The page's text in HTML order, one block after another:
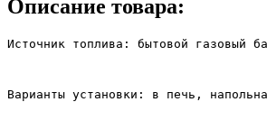
Описание товара:
Источник топлива: бытовой газовый
Варианты установки: в печь,